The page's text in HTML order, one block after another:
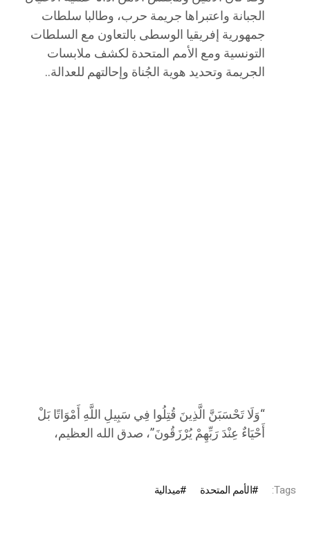
الجبانة واعتبراها جريمة حرب، وطالبا سلطات
جمهورية إفريقيا الوسطى بالتعاون مع السلطات
التونسية ومع الأمم المتحدة لكشف ملابسات
الجريمة وتحديد هوية الجُناة وإحالتهم للعدالة..
“وَلَا تَحْسَبَنَّ الَّذِينَ قُتِلُوا فِي سَبِيلِ اللَّهِ أَمْوَاتًا بَلْ
أَحْيَاءٌ عِنْدَ رَبِّهِمْ يُرْزَقُونَ”، صدق الله العظيم،
Tags: الأمم المتحدة ميدالية